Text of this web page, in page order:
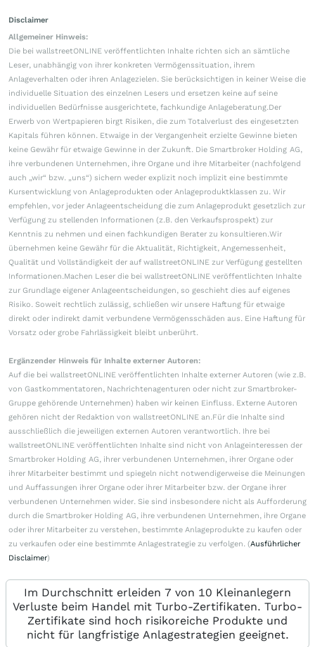
Disclaimer
Allgemeiner Hinweis:
Die bei wallstreetONLINE veröffentlichten Inhalte richten sich an sämtliche
Leser, unabhängig von ihrer konkreten Vermögenssituation, ihrem
Anlageverhalten oder ihren Anlagezielen. Sie berücksichtigen in keiner Weise die
individuelle Situation des einzelnen Lesers und ersetzen keine auf seine
individuellen Bedürfnisse ausgerichtete, fachkundige Anlageberatung.Der
Erwerb von Wertpapieren birgt Risiken, die zum Totalverlust des eingesetzten
Kapitals führen können. Etwaige in der Vergangenheit erzielte Gewinne bieten
keine Gewähr für etwaige Gewinne in der Zukunft. Die Smartbroker Holding AG,
ihre verbundenen Unternehmen, ihre Organe und ihre Mitarbeiter (nachfolgend
auch „wir“ bzw. „uns“) sichern weder explizit noch implizit eine bestimmte
Kursentwicklung von Anlageprodukten oder Anlageproduktklassen zu. Wir
empfehlen, vor jeder Anlageentscheidung die zum Anlageprodukt gesetzlich zur
Verfügung zu stellenden Informationen (z.B. den Verkaufsprospekt) zur
Kenntnis zu nehmen und einen fachkundigen Berater zu konsultieren.Wir
übernehmen keine Gewähr für die Aktualität, Richtigkeit, Angemessenheit,
Qualität und Vollständigkeit der auf wallstreetONLINE zur Verfügung gestellten
Informationen.Machen Leser die bei wallstreetONLINE veröffentlichten Inhalte
zur Grundlage eigener Anlageentscheidungen, so geschieht dies auf eigenes
Risiko. Soweit rechtlich zulässig, schließen wir unsere Haftung für etwaige
direkt oder indirekt damit verbundene Vermögensschäden aus. Eine Haftung für
Vorsatz oder grobe Fahrlässigkeit bleibt unberührt.
Ergänzender Hinweis für Inhalte externer Autoren:
Auf die bei wallstreetONLINE veröffentlichten Inhalte externer Autoren (wie z.B.
von Gastkommentatoren, Nachrichtenagenturen oder nicht zur Smartbroker-
Gruppe gehörende Unternehmen) haben wir keinen Einfluss. Externe Autoren
gehören nicht der Redaktion von wallstreetONLINE an.Für die Inhalte sind
ausschließlich die jeweiligen externen Autoren verantwortlich. Ihre bei
wallstreetONLINE veröffentlichten Inhalte sind nicht von Anlageinteressen der
Smartbroker Holding AG, ihrer verbundenen Unternehmen, ihrer Organe oder
ihrer Mitarbeiter bestimmt und spiegeln nicht notwendigerweise die Meinungen
und Auffassungen ihrer Organe oder ihrer Mitarbeiter bzw. der Organe ihrer
verbundenen Unternehmen wider. Sie sind insbesondere nicht als Aufforderung
durch die Smartbroker Holding AG, ihre verbundenen Unternehmen, ihre Organe
oder ihrer Mitarbeiter zu verstehen, bestimmte Anlageprodukte zu kaufen oder
zu verkaufen oder eine bestimmte Anlagestrategie zu verfolgen. (Ausführlicher
Disclaimer)
Im Durchschnitt erleiden 7 von 10 Kleinanlegern
Verluste beim Handel mit Turbo-Zertifikaten. Turbo-
Zertifikate sind hoch risikoreiche Produkte und
nicht für langfristige Anlagestrategien geeignet.